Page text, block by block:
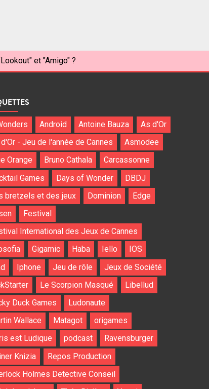
et "Amigo" ?
Android Antoine Bauza
As d'Or
- Jeu de l'année de Cannes
Asmodee
Orange
Bruno Cathala
Carcassonne
Games
Days of Wonder
DBDJ
bretzels et des jeux
Dominion
Edge
Festival
International des Jeux de Cannes
Gigamic Haba Iello
IOS
Iphone Jeu de rôle
Jeux de Société
Le Scorpion Masqué
Libellud
Duck Games
Ludonaute
Wallace
Matagot
origames
est Ludique
podcast
Ravensburger
Knizia
Repos Production
Holmes Detective Conseil